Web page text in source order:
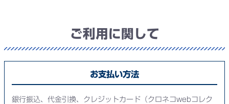
ご利用に関して
お支払い方法
銀行振込、代金引換、クレジットカード（クロネコwebコレク